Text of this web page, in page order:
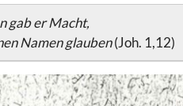
gab er Macht,
Namen glauben(Joh. 1,12)